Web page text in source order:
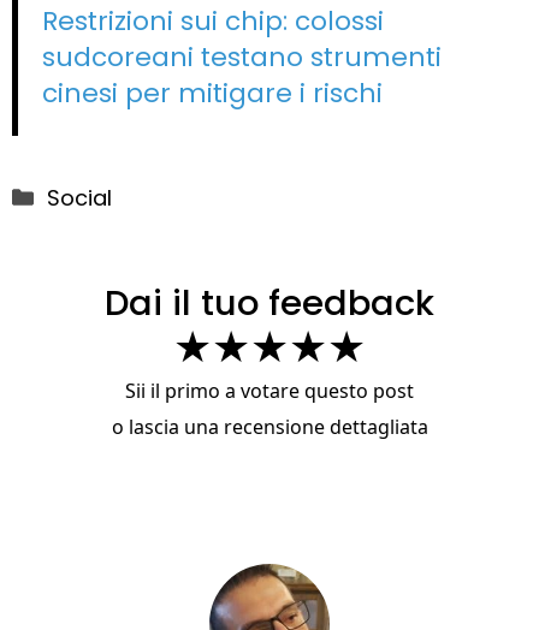
Restrizioni sui chip: colossi
sudcoreani testano strumenti
cinesi per mitigare i rischi
Categorie
Social
Dai il tuo feedback
★★★★★
Sii il primo a votare questo post
o lascia una recensione dettagliata